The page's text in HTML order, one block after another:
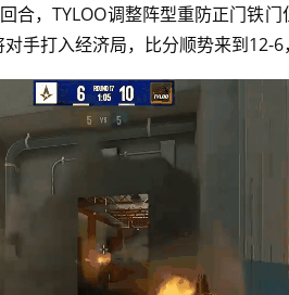
合，TYLOO调整阵型重防正门铁
手打入经济局，比分顺势来到12-6